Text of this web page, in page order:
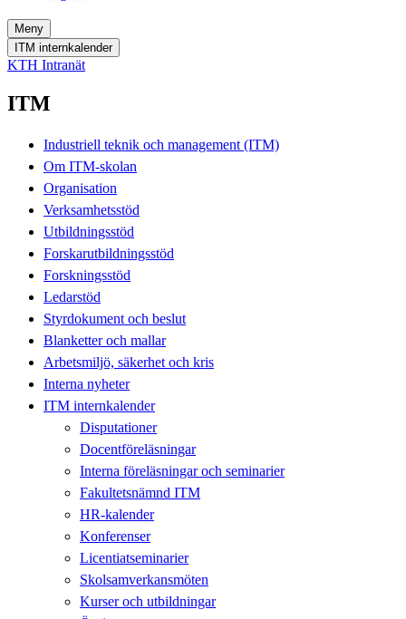
Meny
ITM internkalender
KTH Intranät
ITM
Industriell teknik och management (ITM)
Om ITM-skolan
Organisation
Verksamhetsstöd
Utbildningsstöd
Forskarutbildningsstöd
Forskningsstöd
Ledarstöd
Styrdokument och beslut
Blanketter och mallar
Arbetsmiljö, säkerhet och kris
Interna nyheter
ITM internkalender
Disputationer
Docentföreläsningar
Interna föreläsningar och seminarier
Fakultetsnämnd ITM
HR-kalender
Konferenser
Licentiatseminarier
Skolsamverkansmöten
Kurser och utbildningar